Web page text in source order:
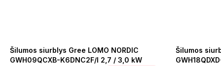
Šilumos siurblys Gree LOMO NORDIC
GWH09QCXB-K6DNC2F/I 2,7 / 3,0 kW
Šilumos